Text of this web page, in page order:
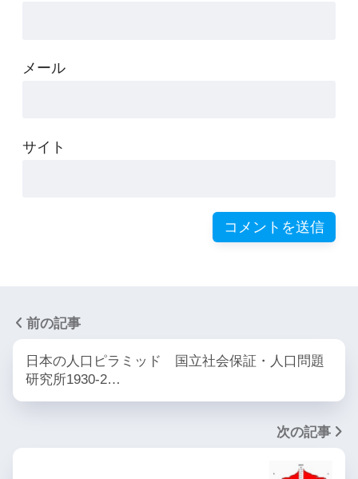
メール
サイト
前の記事
日本の人口ピラミッド 国立社会保証・人口問題
研究所1930-2…
次の記事